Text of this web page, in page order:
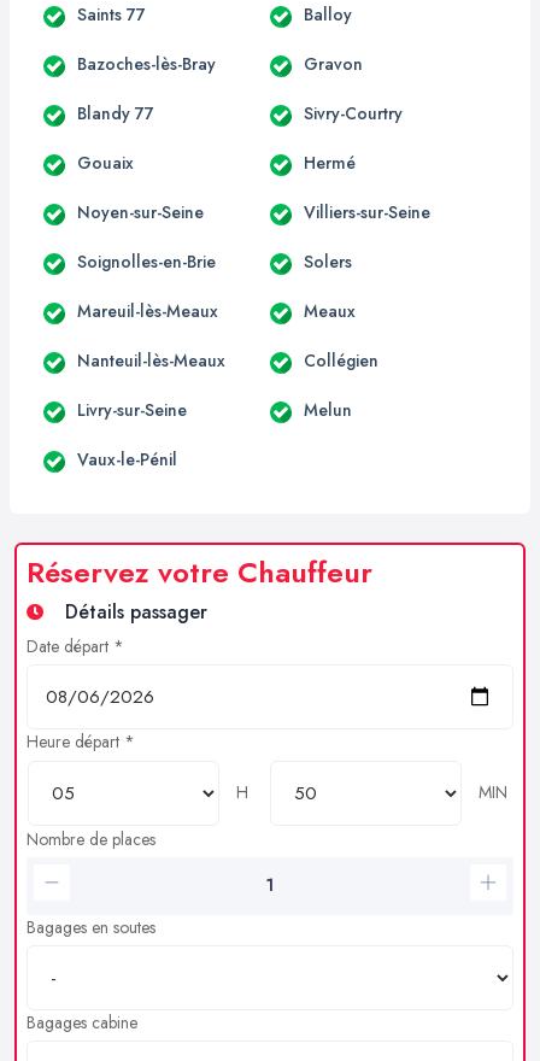
Saints 77 Balloy
Bazoches-lès-Bray Gravon
Blandy 77 Sivry-Courtry
Gouaix Hermé
Noyen-sur-Seine Villiers-sur-Seine
Soignolles-en-Brie Solers
Mareuil-lès-Meaux Meaux
Nanteuil-lès-Meaux Collégien
Livry-sur-Seine Melun
Vaux-le-Pénil
Réservez votre Chauffeur
Détails passager
Date départ *
Heure départ *
H
MIN
Nombre de places
Bagages en soutes
Bagages cabine